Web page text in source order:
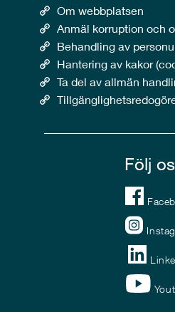
Om webbplatsen
Anmäl korruption och
Behandling av
Hantering av kakor
Ta del av allmän
Följ